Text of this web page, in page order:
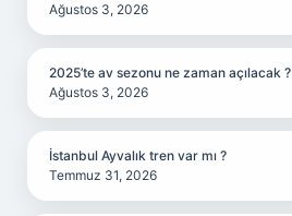
Ağustos 3, 2026
2025’te av sezonu ne zaman açılacak ?
Ağustos 3, 2026
İstanbul Ayvalık tren var mı ?
Temmuz 31, 2026